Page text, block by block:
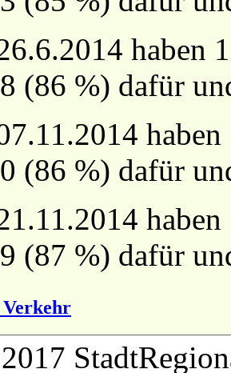
haben
(86 %) dafür
(86 %) dafür
(87 %) dafür